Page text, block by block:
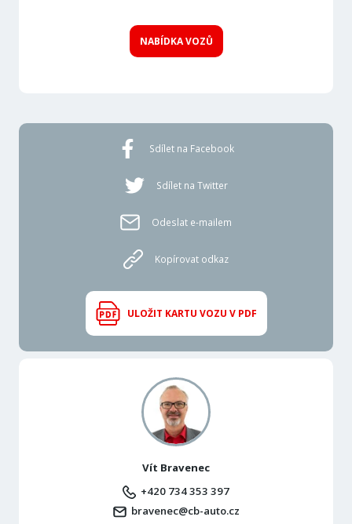
NABÍDKA VOZŮ
Sdílet na Facebook
Sdílet na Twitter
Odeslat e-mailem
Kopírovat odkaz
ULOŽIT KARTU VOZU V PDF
Vít Bravenec
+420 734 353 397
bravenec@cb-auto.cz